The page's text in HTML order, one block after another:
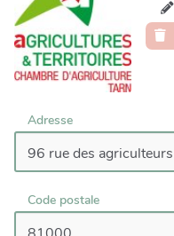
Adresse
Code postale